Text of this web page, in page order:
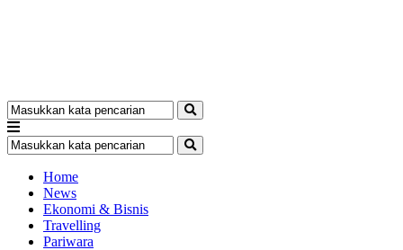
Home
News
Ekonomi & Bisnis
Travelling
Pariwara